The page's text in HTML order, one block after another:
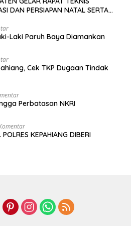
DAN PERSIAPAN NATAL SERTA
Laki Paruh Baya Diamankan
Cek TKP Dugaan Tindak
Perbatasan NKRI
KEPAHIANG DIBERI